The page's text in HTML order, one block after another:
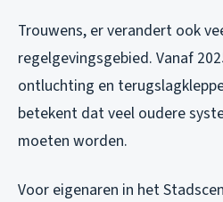
Trouwens, er verandert ook
regelgevingsgebied. Vanaf
ontluchting en
betekent dat veel oudere
moeten worden.
Voor eigenaren in het